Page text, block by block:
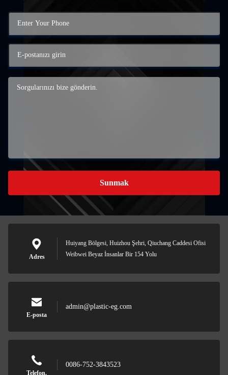
Sunmak
Adres
Huiyang Bölgesi, Huizhou Şehri, Qiuchang Caddesi Ofisi
Weibwei Beyaz İnsanlar Bir 154 Yolu
E-posta
admin@plastic-eg.com
Telefon.
0086-752-3843523